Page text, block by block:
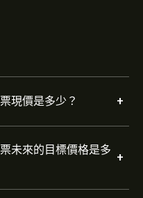
現價是多少？ +
未來的目標價格是多 +